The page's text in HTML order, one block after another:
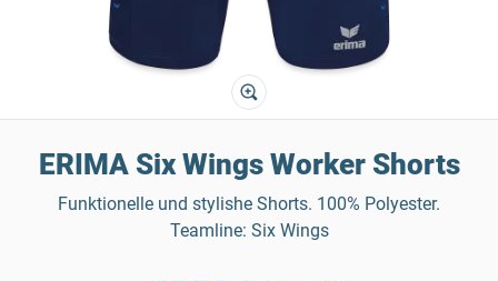
ERIMA Six Wings Worker Shorts
Funktionelle und stylishe Shorts. 100% Polyester.
Teamline: Six Wings